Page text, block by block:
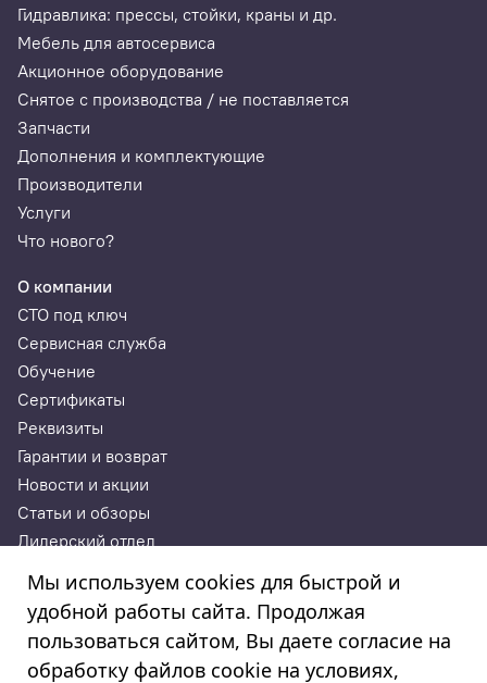
Гидравлика: прессы, стойки, краны и др.
Мебель для автосервиса
Акционное оборудование
Снятое с производства / не поставляется
Запчасти
Дополнения и комплектующие
Производители
Услуги
Что нового?
О компании
СТО под ключ
Сервисная служба
Обучение
Сертификаты
Реквизиты
Гарантии и возврат
Новости и акции
Статьи и обзоры
Дилерский отдел
ИП Годунова Лариса Леонидовна
ИНН 532108772827, ОГРНИП 308532130300022, ОКПО
308532130300022
Мы используем cookies для быстрой и
удобной работы сайта. Продолжая
пользоваться сайтом, Вы даете согласие на
обработку файлов cookie на условиях,